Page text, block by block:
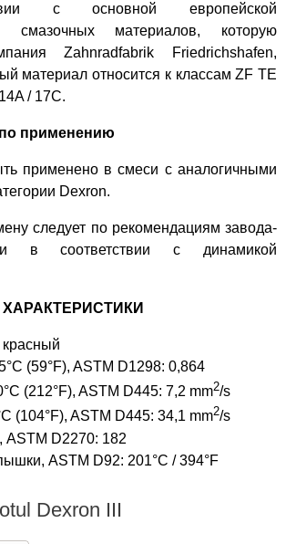
с основной европейской
смазочных материалов, которую
Zahnradfabrik Friedrichshafen,
материал относится к классам ZF TE
/ 17C.
применению
применено в смеси с аналогичными
Dexron.
следует по рекомендациям завода-
и в соответствии с динамикой
красный
(59°F), ASTM D1298: 0,864
(212°F), ASTM D445: 7,2 mm2/s
(104°F), ASTM D445: 34,1 mm2/s
ASTM D2270: 182
ASTM D92: 201°C / 394°F
Dexron III